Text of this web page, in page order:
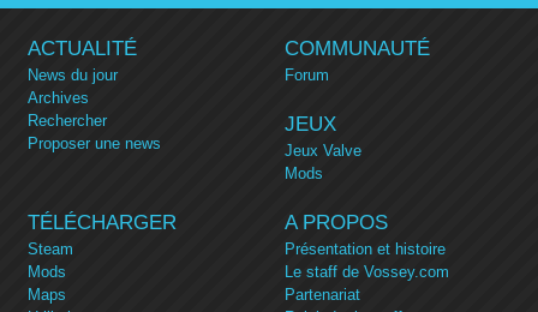
ACTUALITÉ
News du jour
Archives
Rechercher
Proposer une news
COMMUNAUTÉ
Forum
JEUX
Jeux Valve
Mods
TÉLÉCHARGER
Steam
Mods
Maps
A PROPOS
Présentation et histoire
Le staff de Vossey.com
Partenariat